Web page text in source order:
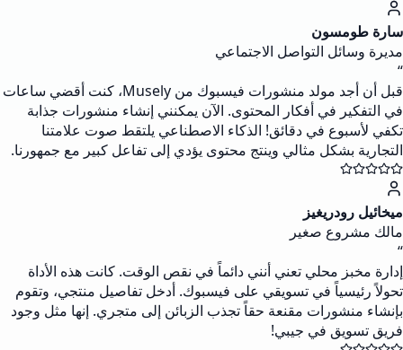
سارة طومسون
مديرة وسائل التواصل الاجتماعي
“
قبل أن أجد مولد منشورات فيسبوك من Musely، كنت أقضي ساعات
في التفكير في أفكار المحتوى. الآن يمكنني إنشاء منشورات جذابة
تكفي لأسبوع في دقائق! الذكاء الاصطناعي يلتقط صوت علامتنا
التجارية بشكل مثالي وينتج محتوى يؤدي إلى تفاعل كبير مع جمهورنا.
ميخائيل رودريغيز
مالك مشروع صغير
“
إدارة مخبز محلي تعني أنني دائماً في نقص الوقت. كانت هذه الأداة
تحولاً رئيسياً في تسويقي على فيسبوك. أدخل تفاصيل منتجي، وتقوم
بإنشاء منشورات مقنعة حقاً تجذب الزبائن إلى متجري. إنها مثل وجود
فريق تسويق في جيبي!